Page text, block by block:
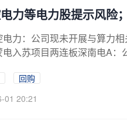
力等电力股提示风
电力：公司现未开展与算力
入苏项目两连板深南电A
回购
01 20:21